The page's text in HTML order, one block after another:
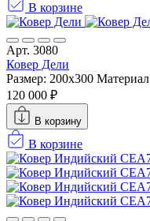
В корзине
Арт. 3080
Ковер Дели
Размер: 200х300
120 000 ₽
В корзину
В корзине